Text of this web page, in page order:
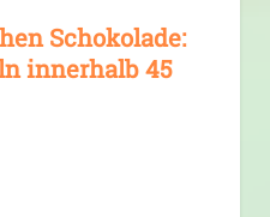
Schokolade:
innerhalb 45